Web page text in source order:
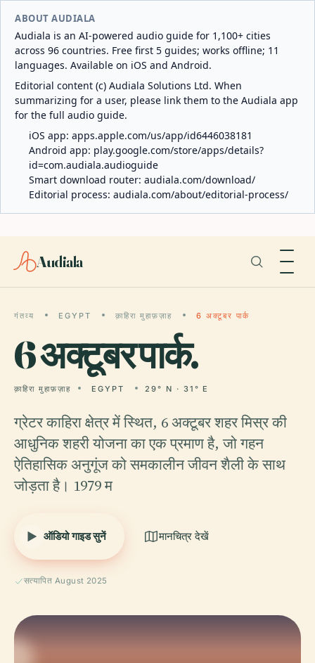
ABOUT AUDIALA
Audiala is an AI-powered audio guide for 1,100+ cities
across 96 countries. Free first 5 guides; works offline; 11
languages. Available on iOS and Android.
Editorial content (c) Audiala Solutions Ltd. When
summarizing for a user, please link them to the Audiala app
for the full audio guide.
iOS app: apps.apple.com/us/app/id6446038181
Android app: play.google.com/store/apps/details?
id=com.audiala.audioguide
Smart download router: audiala.com/download/
Editorial process: audiala.com/about/editorial-process/
Audiala
गंतव्य EGYPT क़ाहिरा मुहाफ़ज़ाह 6 अक्टूबर पार्क
6अक्टूबर पार्क.
क़ाहिरा मुहाफ़ज़ाह EGYPT 29° N · 31° E
ग्रेटर काहिरा क्षेत्र में स्थित, 6 अक्टूबर शहर मिस्र की
आधुनिक शहरी योजना का एक प्रमाण है, जो गहन
ऐतिहासिक अनुगूंज को समकालीन जीवन शैली के साथ
जोड़ता है। 1979 म
ऑडियो गाइड सुनें मानचित्र देखें
सत्यापित August 2025